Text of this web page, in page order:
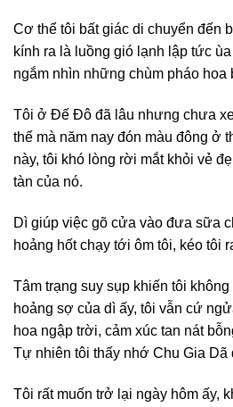
Cơ thể tôi bất giác di chuyển đến
kính ra là luồng gió lạnh lập tức
ngắm nhìn những chùm pháo hoa
Tôi ở Đế Đô đã lâu nhưng chưa
thế mà năm nay đón màu đông ở
này, tôi khó lòng rời mắt khỏi vẻ
tàn của nó.
Dì giúp việc gõ cửa vào đưa sữa
hoảng hốt chạy tới ôm tôi, kéo tôi
Tâm trạng suy sụp khiến tôi
hoảng sợ của dì ấy, tôi vẫn cứ
hoa ngập trời, cảm xúc tan nát
Tự nhiên tôi thấy nhớ Chu Gia Dã
Tôi rất muốn trở lại ngày hôm ấy,